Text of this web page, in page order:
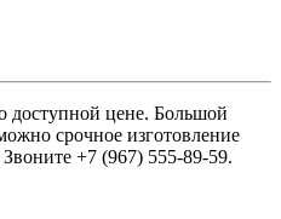
доступной цене. Большой
срочное изготовление
+7 (967) 555-89-59.